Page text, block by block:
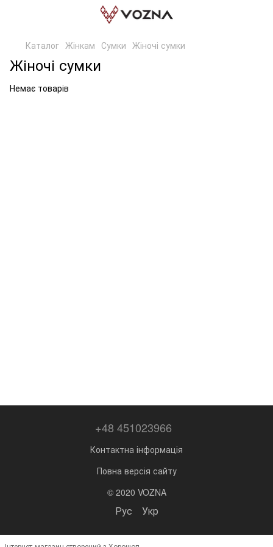
Каталог Жінкам Сумки Жіночі сумки
Жіночі сумки
Немає товарів
+48 451023966
Контактна інформація
Повна версія сайту
© 2020 VOZNA
Рус Укр